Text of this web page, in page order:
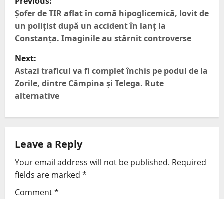
Șofer de TIR aflat în comă hipoglicemică, lovit de
un polițist după un accident în lanț la
Constanța. Imaginile au stârnit controverse
Next:
Astazi traficul va fi complet închis pe podul de la
Zorile, dintre Câmpina și Telega. Rute
alternative
Leave a Reply
Your email address will not be published. Required
fields are marked *
Comment*